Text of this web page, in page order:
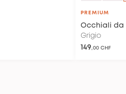
PREMIUM
Occhiali da
Grigio
149,00 CHF